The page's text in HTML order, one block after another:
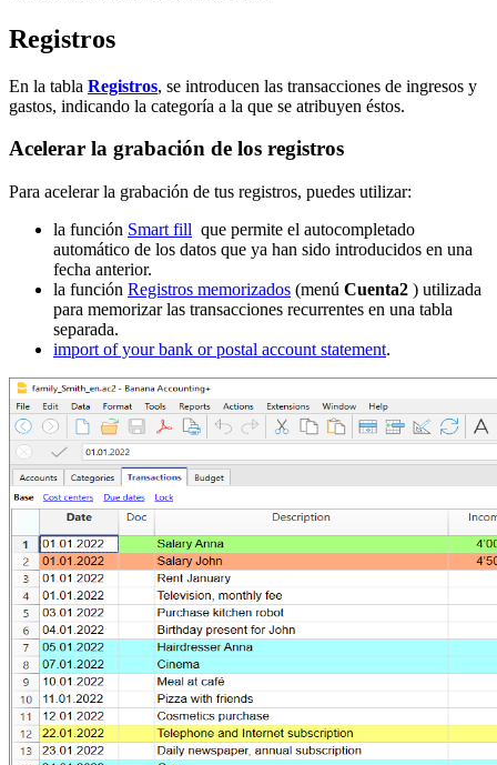
Registros
En la tabla Registros, se introducen las transacciones de ingresos y
gastos, indicando la categoría a la que se atribuyen éstos.
Acelerar la grabación de los registros
Para acelerar la grabación de tus registros, puedes utilizar:
la función Smart fill que permite el autocompletado
automático de los datos que ya han sido introducidos en una
fecha anterior.
la función Registros memorizados (menú Cuenta2 ) utilizada
para memorizar las transacciones recurrentes en una tabla
separada.
import of your bank or postal account statement.